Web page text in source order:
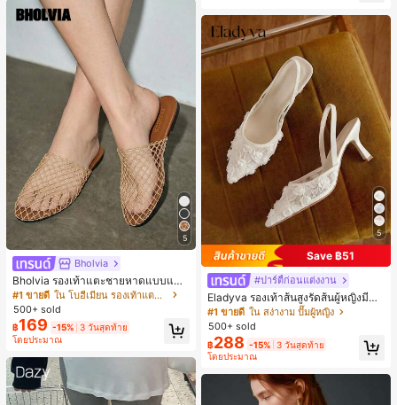
5
Bholvia
Bholvia รองเท้าแตะชายหาดแบบแบน
สบาย ๆ ลายฉลุมาใหม่สำหรับผู้หญิง
#1 ขายดี
ใน โบฮีเมียน รองเท้าแตะผู้หญิง
500+ sold
฿169 -15% 3 วันสุดท้าย
โดยประมาณ
5
Save ฿51
#ปาร์ตี้ก่อนแต่งงาน
Eladyva รองเท้าส้นสูงรัดส้นผู้หญิงมีดอ
กไม้ประดับตาข่ายเสริมและสามารถสว
มได้สองแบบ ส้นสูง 7 ซม. รูปแบบโรมัน
หรูหรา ส้นเข็ม ลุคเทพนิยาย
#1 ขายดี ใน สง่างาม ปั๊มผู้หญิง
500+ sold
฿288 -15% 3 วันสุดท้าย
โดยประมาณ